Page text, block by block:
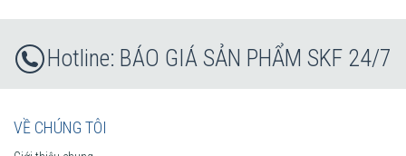
BÁO GIÁ SẢN PHẨM SKF 24/7
VỀ CHÚNG TÔI